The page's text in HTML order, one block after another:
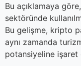
Bu açıklamaya
sektöründe
Bu gelişme, kripto
aynı zamanda
potansiyeline işaret